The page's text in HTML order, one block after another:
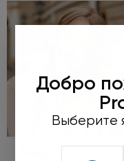
Добро
Выберите